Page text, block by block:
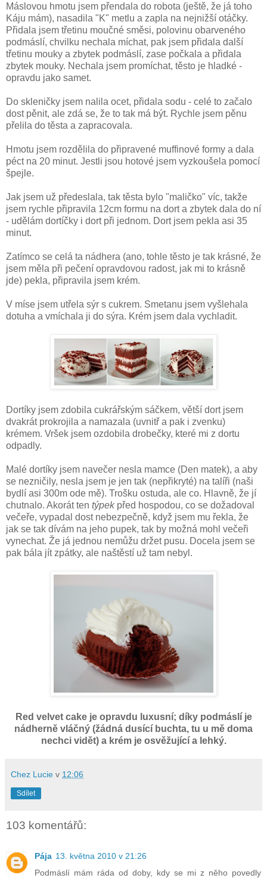
Máslovou hmotu jsem přendala do robota (ještě, že já toho
Káju mám), nasadila "K" metlu a zapla na nejnižší otáčky.
Přidala jsem třetinu moučné směsi, polovinu obarveného
podmáslí, chvilku nechala míchat, pak jsem přidala další
třetinu mouky a zbytek podmáslí, zase počkala a přidala
zbytek mouky. Nechala jsem promíchat, těsto je hladké -
opravdu jako samet.
Do skleničky jsem nalila ocet, přidala sodu - celé to začalo
dost pěnit, ale zdá se, že to tak má být. Rychle jsem pěnu
přelila do těsta a zapracovala.
Hmotu jsem rozdělila do připravené muffinové formy a dala
péct na 20 minut. Jestli jsou hotové jsem vyzkoušela pomocí
špejle.
Jak jsem už předeslala, tak těsta bylo "maličko" víc, takže
jsem rychle připravila 12cm formu na dort a zbytek dala do ní
- udělám dortíčky i dort při jednom. Dort jsem pekla asi 35
minut.
Zatímco se celá ta nádhera (ano, tohle těsto je tak krásné, že
jsem měla při pečení opravdovou radost, jak mi to krásně
jde) pekla, připravila jsem krém.
V míse jsem utřela sýr s cukrem. Smetanu jsem vyšlehala
dotuha a vmíchala ji do sýra. Krém jsem dala vychladit.
Dortíky jsem zdobila cukrářským sáčkem, větší dort jsem
dvakrát prokrojila a namazala (uvnitř a pak i zvenku)
krémem. Vršek jsem ozdobila drobečky, které mi z dortu
odpadly.
Malé dortíky jsem navečer nesla mamce (Den matek), a aby
se nezničily, nesla jsem je jen tak (nepřikryté) na talíři (naši
bydlí asi 300m ode mě). Trošku ostuda, ale co. Hlavně, že jí
chutnalo. Akorát ten týpekpřed hospodou, co se dožadoval
večeře, vypadal dost nebezpečně, když jsem mu řekla, že
jak se tak dívám na jeho pupek, tak by možná mohl večeři
vynechat. Že já jednou nemůžu držet pusu. Docela jsem se
pak bála jít zpátky, ale naštěstí už tam nebyl.
Red velvet cake je opravdu luxusní; díky podmáslí je
nádherně vláčný (žádná dusící buchta, tu u mě doma
nechci vidět) a krém je osvěžující a lehký.
Chez Lucie v 12:06
Sdílet
103 komentářů:
Pája 13. května 2010 v 21:26
Podmáslí mám ráda od doby, kdy se mi z něho povedly